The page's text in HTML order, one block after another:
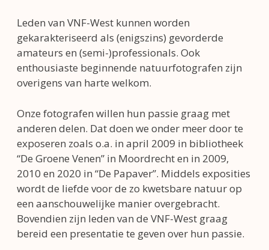
Leden van VNF-West kunnen worden
gekarakteriseerd als (enigszins) gevorderde
amateurs en (semi-)professionals. Ook
enthousiaste beginnende natuurfotografen zijn
overigens van harte welkom.
Onze fotografen willen hun passie graag met
anderen delen. Dat doen we onder meer door te
exposeren zoals o.a. in april 2009 in bibliotheek
“De Groene Venen” in Moordrecht en in 2009,
2010 en 2020 in “De Papaver”. Middels exposities
wordt de liefde voor de zo kwetsbare natuur op
een aanschouwelijke manier overgebracht.
Bovendien zijn leden van de VNF-West graag
bereid een presentatie te geven over hun passie.